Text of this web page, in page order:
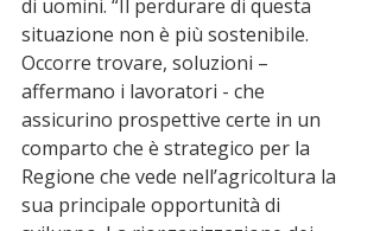
di uomini. “Il perdurare di questa
situazione non è più sostenibile.
Occorre trovare, soluzioni –
affermano i lavoratori - che
assicurino prospettive certe in un
comparto che è strategico per la
Regione che vede nell’agricoltura la
sua principale opportunità di